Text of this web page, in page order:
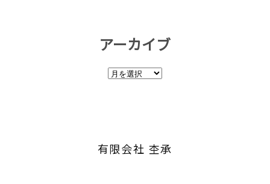
アーカイブ
ア
有限会社 杢承